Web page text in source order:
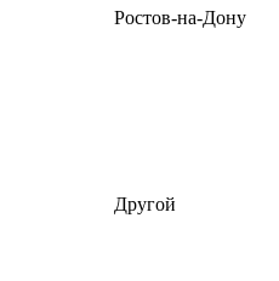
Ростов-на-Дону
Другой